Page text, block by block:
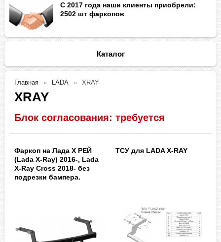
С 2017 года наши клиенты приобрели:
2502 шт фаркопов
Каталог
Главная LADA XRAY
XRAY
Блок согласования: требуется
Фаркоп на Лада Х РЕЙ
(Lada X-Ray) 2016-, Lada
X-Ray Cross 2018- без
подрезки бампера.
ТСУ для LADA X-RAY